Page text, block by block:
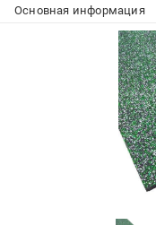
Основная информация